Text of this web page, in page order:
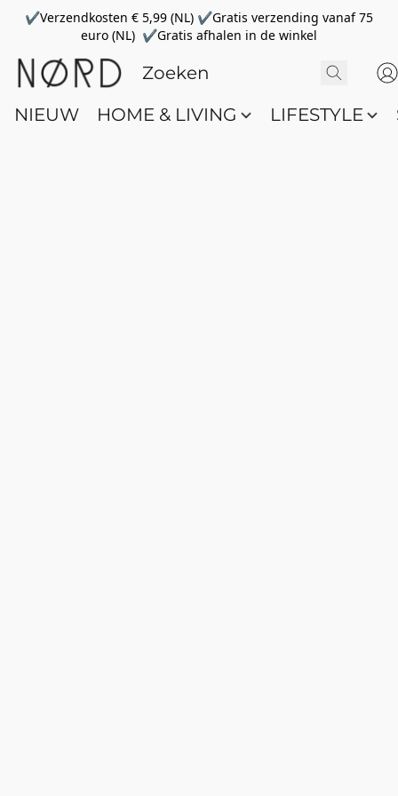
✔Verzendkosten € 5,99 (NL) ✔Gratis verzending vanaf 75
euro (NL) ✔Gratis afhalen in de winkel
NIEUW HOME & LIVING LIFESTYLE